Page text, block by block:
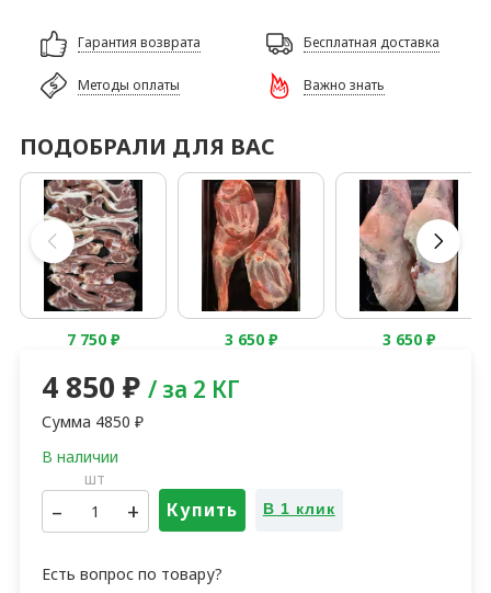
Гарантия возврата Бесплатная доставка
Методы оплаты Важно знать
ПОДОБРАЛИ ДЛЯ ВАС
7 750₽ 3 650₽ 3 650₽
4 850 ₽ / за 2 КГ
Сумма 4850 ₽
шт
– + Купить В 1 клик
Есть вопрос по товару?